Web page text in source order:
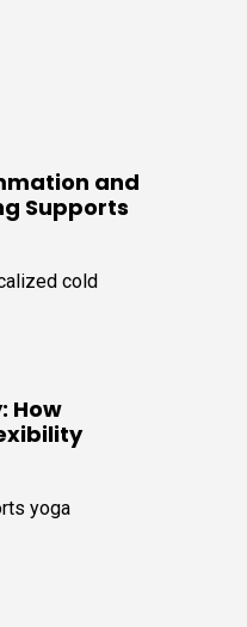
and
Supports
cold
How
yoga